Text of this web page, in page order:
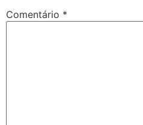
Comentário *